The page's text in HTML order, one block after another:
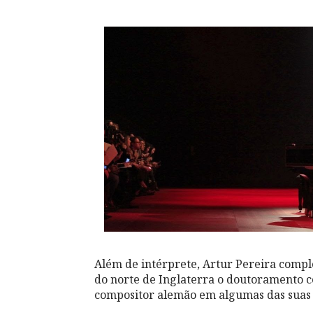
Além de intérprete, Artur Pereira
do norte de Inglaterra o doutoramento
compositor alemão em algumas das